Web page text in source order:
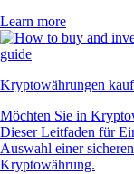
Learn more
Kryptowährungen
Möchten Sie in
Dieser Leitfaden für
Auswahl einer
Kryptowährung.